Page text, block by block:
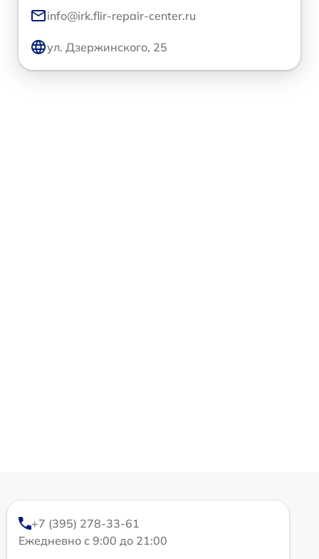
info@irk.flir-repair-center.ru
ул. Дзержинского, 25
+7 (395) 278-33-61
Ежедневно с 9:00 до 21:00